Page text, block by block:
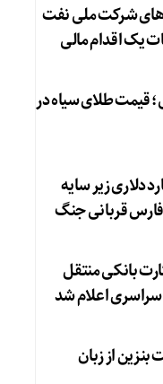
شرکت ملی نفت
یک اقدام مالی
قیمت طلای سیاه در
میلیارد دلاری زیر سایه
قربانی جنگ
بانکی منتقل
اعلام شد
از زبان